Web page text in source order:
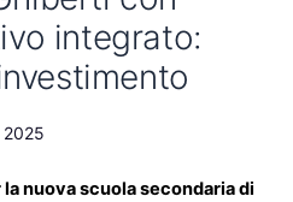
integrato:
2025
nuova scuola secondaria di